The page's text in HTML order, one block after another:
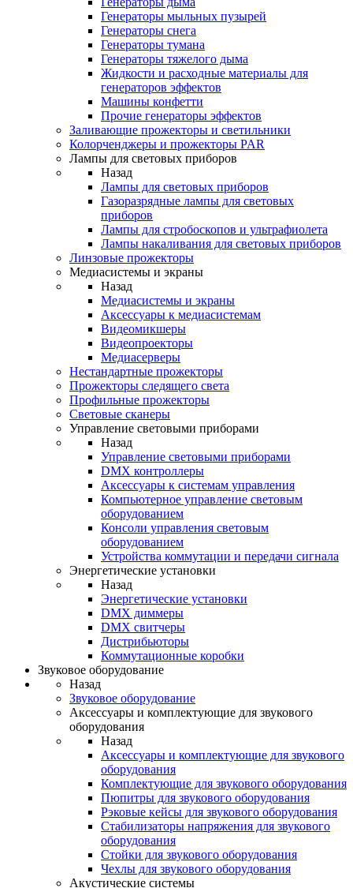
Генераторы мыльных пузырей
Генераторы снега
Генераторы тумана
Генераторы тяжелого дыма
Жидкости и расходные материалы для
генераторов эффектов
Машины конфетти
Прочие генераторы эффектов
Заливающие прожекторы и светильники
Колорченджеры и прожекторы PAR
Лампы для световых приборов
Назад
Лампы для световых приборов
Газоразрядные лампы для световых
приборов
Лампы для стробоскопов и ультрафиолета
Лампы накаливания для световых приборов
Линзовые прожекторы
Медиасистемы и экраны
Назад
Медиасистемы и экраны
Аксессуары к медиасистемам
Видеомикшеры
Видеопроекторы
Медиасерверы
Нестандартные прожекторы
Прожекторы следящего света
Профильные прожекторы
Световые сканеры
Управление световыми приборами
Назад
Управление световыми приборами
DMX контроллеры
Аксессуары к системам управления
Компьютерное управление световым
оборудованием
Консоли управления световым
оборудованием
Устройства коммутации и передачи сигнала
Энергетические установки
Назад
Энергетические установки
DMX диммеры
DMX свитчеры
Дистрибьюторы
Коммутационные коробки
Звуковое оборудование
Назад
Звуковое оборудование
Аксессуары и комплектующие для звукового
оборудования
Назад
Аксессуары и комплектующие для звукового
оборудования
Комплектующие для звукового оборудования
Пюпитры для звукового оборудования
Рэковые кейсы для звукового оборудования
Стабилизаторы напряжения для звукового
оборудования
Стойки для звукового оборудования
Чехлы для звукового оборудования
Акустические системы